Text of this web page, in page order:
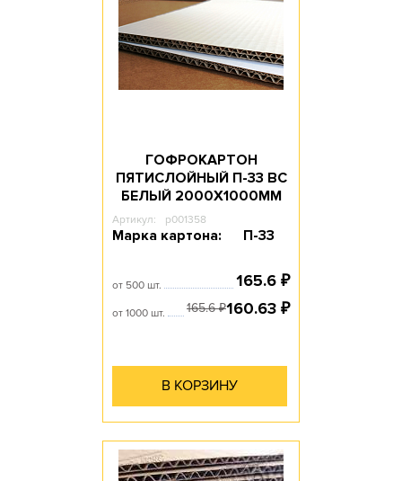
ГОФРОКАРТОН
ПЯТИСЛОЙНЫЙ П-33 ВС
БЕЛЫЙ 2000Х1000ММ
Артикул: p001358
Марка картона: П-33
от 500 шт. 165.6 ₽
от 1000 шт. 165.6₽160.63 ₽
В КОРЗИНУ